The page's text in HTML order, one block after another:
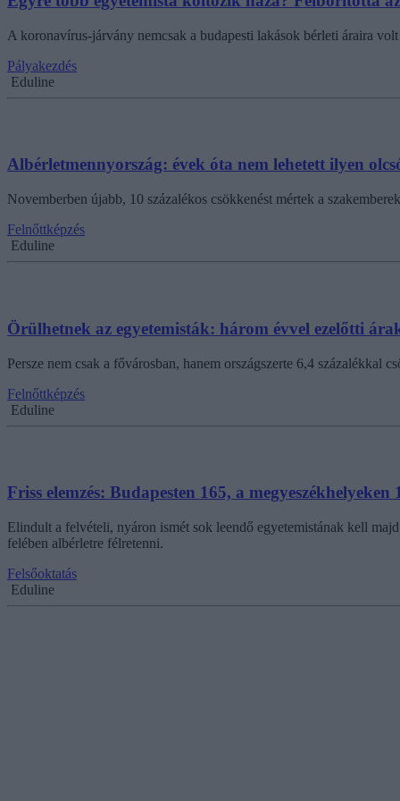
A koronavírus-járvány nemcsak a budapesti lakások bérleti áraira volt
Pályakezdés
Eduline
Albérletmennyország: évek óta nem lehetett ilyen
Novemberben újabb, 10 százalékos csökkenést mértek a
Felnőttképzés
Eduline
Örülhetnek az egyetemisták: három évvel ezelőtti
Persze nem csak a fővárosban, hanem országszerte 6,4
Felnőttképzés
Eduline
Friss elemzés: Budapesten 165, a
Elindult a felvételi, nyáron ismét sok leendő egyetemistának kell
felében albérletre félretenni.
Felsőoktatás
Eduline